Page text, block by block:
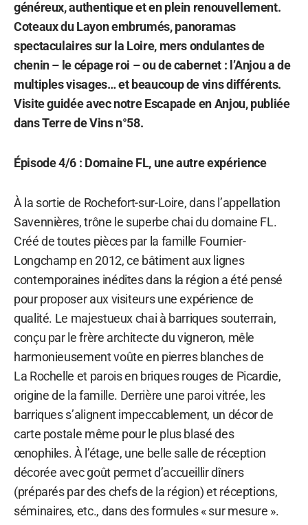
généreux, authentique et en plein renouvellement.
Coteaux du Layon embrumés, panoramas
spectaculaires sur la Loire, mers ondulantes de
chenin – le cépage roi – ou de cabernet : l’Anjou a de
multiples visages… et beaucoup de vins différents.
Visite guidée avec notre Escapade en Anjou, publiée
dans Terre de Vins n°58.
Épisode 4/6 : Domaine FL, une autre expérience
À la sortie de Rochefort-sur-Loire, dans l’appellation
Savennières, trône le superbe chai du domaine FL.
Créé de toutes pièces par la famille Fournier-
Longchamp en 2012, ce bâtiment aux lignes
contemporaines inédites dans la région a été pensé
pour proposer aux visiteurs une expérience de
qualité. Le majestueux chai à barriques souterrain,
conçu par le frère architecte du vigneron, mêle
harmonieusement voûte en pierres blanches de
La Rochelle et parois en briques rouges de Picardie,
origine de la famille. Derrière une paroi vitrée, les
barriques s’alignent impeccablement, un décor de
carte postale même pour le plus blasé des
œnophiles. À l’étage, une belle salle de réception
décorée avec goût permet d’accueillir dîners
(préparés par des chefs de la région) et réceptions,
séminaires, etc., dans des formules « sur mesure ».